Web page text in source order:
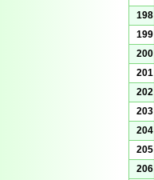
198
199
200
201
202
203
204
205
206